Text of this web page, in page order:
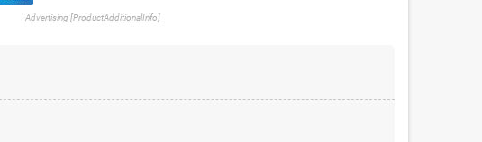
Advertising [ProductAdditionalInfo]